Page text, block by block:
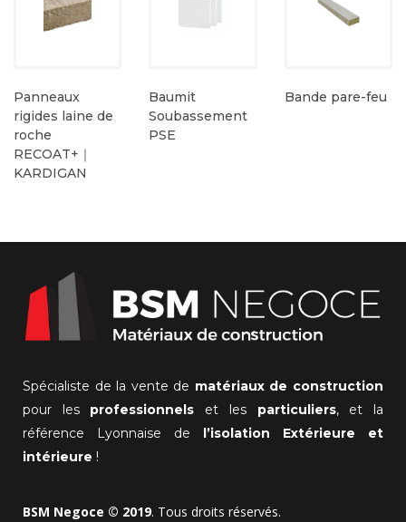
Panneaux
rigides laine de
roche
RECOAT+｜
KARDIGAN
Baumit
Soubassement
PSE
Bande pare-feu
Spécialiste de la vente de matériaux de construction
pour les professionnels et les particuliers, et la
référence Lyonnaise de
l’isolation Extérieure et
intérieure !
BSM Negoce © 2019. Tous droits réservés.